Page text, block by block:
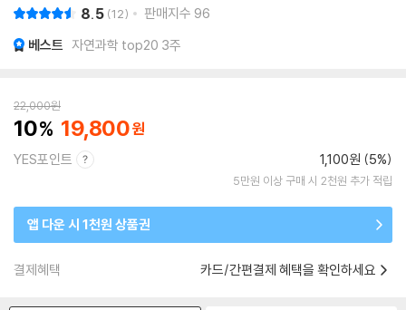
8.5 12 판매지수 96
베스트 자연과학 top20 3주
22,000원
10 19,800
YES포인트 1,100원 (5%)
5만원 이상 구매 시 2천원 추가 적립
앱 다운 시 1천원 상품권
결제혜택 카드/간편결제 혜택을 확인하세요